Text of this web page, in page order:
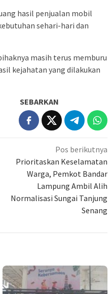
hasil penjualan mobil
sehari-hari dan
masih terus memburu
kejahatan yang dilakukan
SEBARKAN
Pos berikutnya
Prioritaskan Keselamatan
Warga, Pemkot Bandar
Lampung Ambil Alih
Normalisasi Sungai Tanjung
Senang